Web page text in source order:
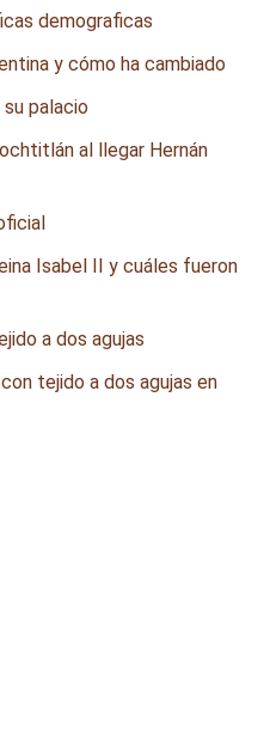
y cómo ha cambiado
al llegar Hernán
Isabel II y cuáles fueron
tejido a dos agujas en